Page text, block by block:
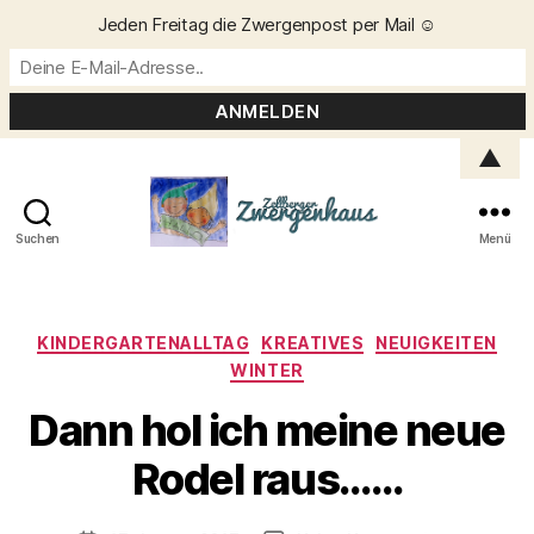
Suchen Menü
Kategorien
KINDERGARTENALLTAG KREATIVES
NEUIGKEITEN
WINTER
Dann hol ich meine neue
Rodel raus……
Beitragsautor
V
o
n
C
Jeden Freitag die Zwergenpost per Mail ☺️
▲